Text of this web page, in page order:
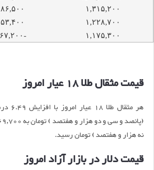
۱,۳۱۵,۲۰۰
۸۶,۵۰۰
۱,۲۲۸,۷۰۰
۵۳,۴۰۰
۱,۱۷۵,۳۰۰
-۶۷,۲۰۰
قیمت مثقال طلا 18 عیار امروز
نه هزار و هفتصد ) تومان رسید.
قیمت دلار در بازار آزاد امروز